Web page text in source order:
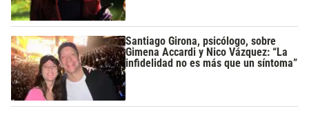
Santiago Girona, psicólogo, sobre
Gimena Accardi y Nico Vázquez: “La
infidelidad no es más que un síntoma”